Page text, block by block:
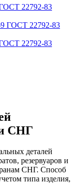
22792-83
22792-83
и СНГ
деталей
резервуаров и
СНГ. Способ
типа изделия,